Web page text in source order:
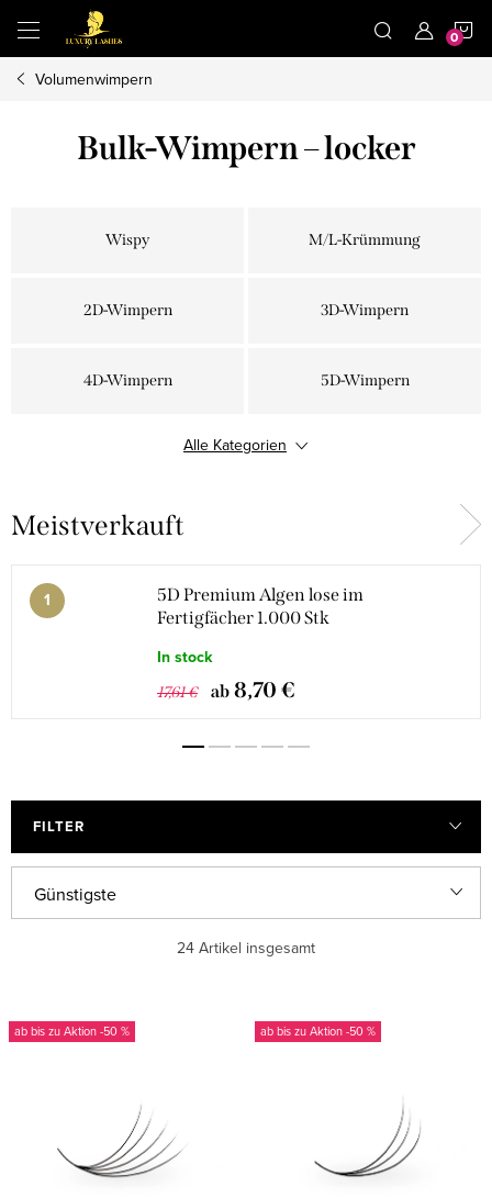
Inhalt
springen
Volumenwimpern
Bulk-Wimpern – locker
Wispy M/L-Krümmung
2D-Wimpern 3D-Wimpern
4D-Wimpern 5D-Wimpern
7D-Wimpern
10D Wimpern 12D Wimpern
14D Wimpern
Alle Kategorien
Meistverkauft
5D Premium Algen lose im
Fertigfächer 1.000 Stk
In stock
17,61 € ab 8,70 €
FILTER
r
u
Günstigste
24 Artikel insgesamt
L
iab bis zu -50 % ab bis zu -50 %